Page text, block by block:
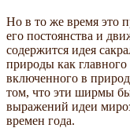
Но в то же время это
его постоянства и
содержится идея
природы как
включенного в
том, что эти ширмы
выражений идеи
времен года.